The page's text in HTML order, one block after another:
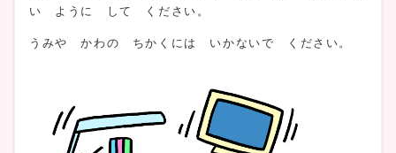
い ように して ください。
うみや かわの ちかくには いかないで ください。